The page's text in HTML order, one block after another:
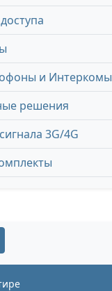
и Интеркомы
решения
3G/4G